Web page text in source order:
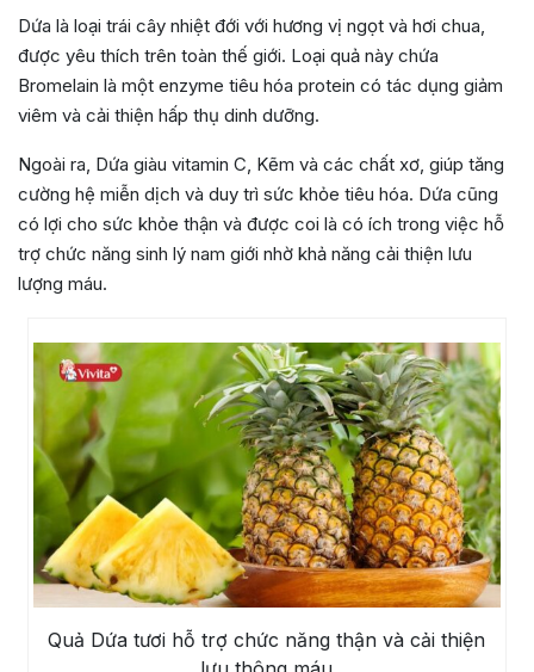
Dứa là loại trái cây nhiệt đới với hương vị ngọt và hơi chua,
được yêu thích trên toàn thế giới. Loại quả này chứa
Bromelain là một enzyme tiêu hóa protein có tác dụng giảm
viêm và cải thiện hấp thụ dinh dưỡng.
Ngoài ra, Dứa giàu vitamin C, Kẽm và các chất xơ, giúp tăng
cường hệ miễn dịch và duy trì sức khỏe tiêu hóa. Dứa cũng
có lợi cho sức khỏe thận và được coi là có ích trong việc hỗ
trợ chức năng sinh lý nam giới nhờ khả năng cải thiện lưu
lượng máu.
Quả Dứa tươi hỗ trợ chức năng thận và cải thiện